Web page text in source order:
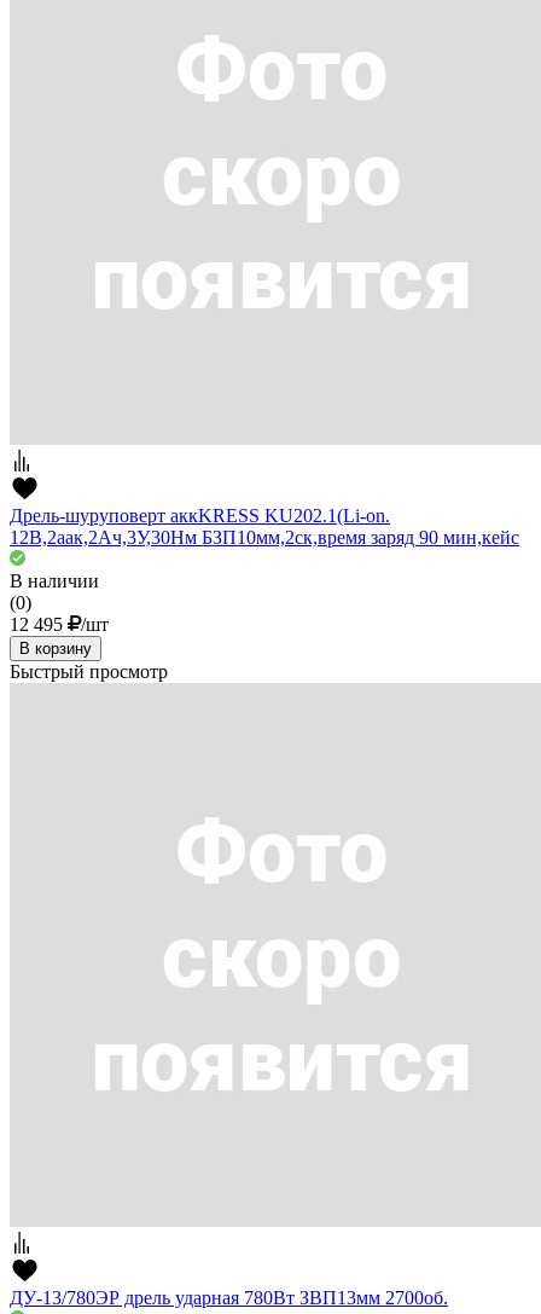
Дрель-шуруповерт аккKRESS KU202.1(Li-on.
12В,2аак,2Ач,3У,30Нм БЗП10мм,2ск,время заряд 90 мин,кейс
В наличии
(0)
12 495
/шт
В корзину
Быстрый просмотр
ДУ-13/780ЭР дрель ударная 780Вт ЗВП13мм 2700об.